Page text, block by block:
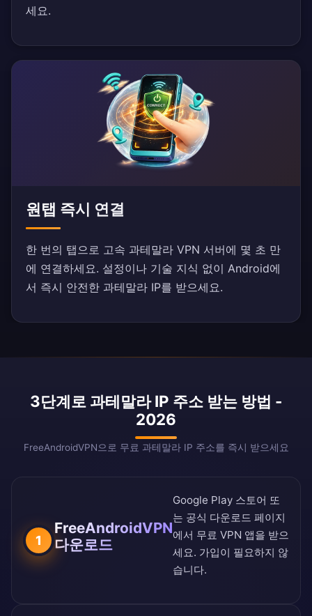
세요.
원탭 즉시 연결
한 번의 탭으로 고속 과테말라 VPN 서버에 몇 초 만
에 연결하세요. 설정이나 기술 지식 없이 Android에
서 즉시 안전한 과테말라 IP를 받으세요.
3단계로 과테말라 IP 주소 받는 방법 -
2026
FreeAndroidVPN으로 무료 과테말라 IP 주소를 즉시 받으세요
1
FreeAndroidVPN
다운로드
Google Play 스토어 또
는 공식 다운로드 페이지
에서 무료 VPN 앱을 받으
세요. 가입이 필요하지 않
습니다.